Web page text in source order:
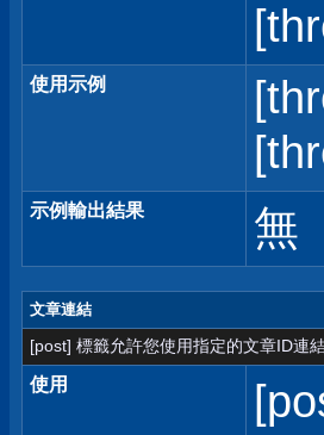
使用示例
示例輸出結果 無
文章連結
[post] 標籤允許您使用指定的文章ID連
使用